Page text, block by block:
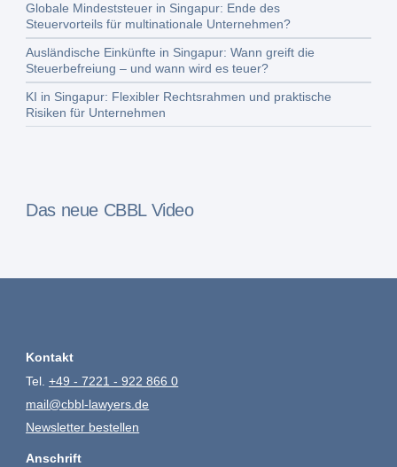
Globale Mindeststeuer in Singapur: Ende des
Steuervorteils für multinationale Unternehmen?
Ausländische Einkünfte in Singapur: Wann greift die
Steuerbefreiung – und wann wird es teuer?
KI in Singapur: Flexibler Rechtsrahmen und praktische
Risiken für Unternehmen
Das neue CBBL Video
Kontakt
Tel.+49 - 7221 - 922 866 0
mail@cbbl-lawyers.de
Newsletter bestellen
Anschrift